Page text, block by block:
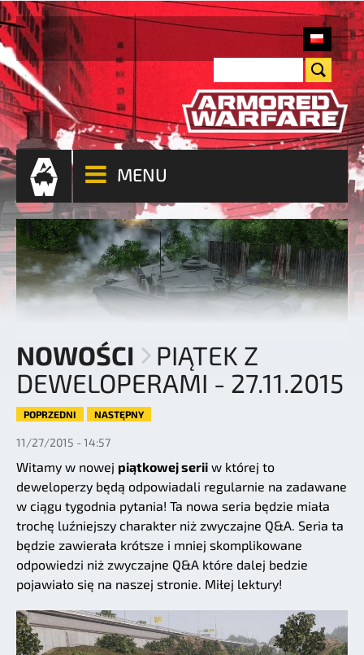
MENU
NOWOŚCI
PIĄTEK Z
DEWELOPERAMI - 27.11.2015
POPRZEDNI NASTĘPNY
11/27/2015 - 14:57
Witamy w nowej piątkowej serii w której to
deweloperzy będą odpowiadali regularnie na zadawane
w ciągu tygodnia pytania! Ta nowa seria będzie miała
trochę luźniejszy charakter niż zwyczajne Q&A. Seria ta
będzie zawierała krótsze i mniej skomplikowane
odpowiedzi niż zwyczajne Q&A które dalej bedzie
pojawiało się na naszej stronie. Miłej lektury!